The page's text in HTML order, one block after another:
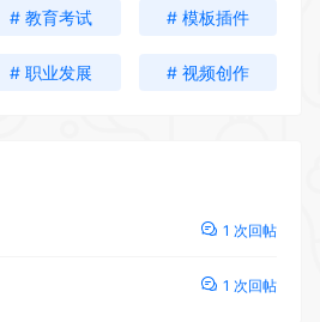
# 教育考试 # 模板插件
# 职业发展 # 视频创作
1 次回帖
1 次回帖